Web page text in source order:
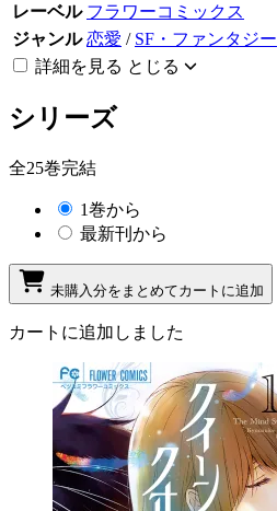
レーベル フラワーコミックス
ジャンル 恋愛 / SF・ファンタジー
詳細を見る とじる
シリーズ
全25巻完結
1巻から
最新刊から
未購入分をまとめてカートに追加
カートに追加しました